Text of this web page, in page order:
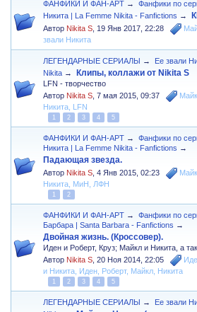
ФАНФИКИ И ФАН-АРТ →
Фанфики по
Никита | La Femme Nikita - Fanfictions →
Автор Nikita S 19 Янв 2017, 22:28
звали Никита
ЛЕГЕНДАРНЫЕ СЕРИАЛЫ →
Ее звали
Nikita → Клипы, коллажи от Nikita S
LFN - творчество
Автор Nikita S ,7 мая 2015, 09:37
Никита LFN
1 2 3 4 5
ФАНФИКИ И ФАН-АРТ →
Фанфики по
Никита | La Femme Nikita - Fanfictions →
Падающая звезда.
Автор Nikita S ,4 Янв 2015, 02:23
Никита МиН ЛФН
1 2
ФАНФИКИ И ФАН-АРТ →
Фанфики по
Барбара | Santa Barbara - Fanfictions →
Двойная жизнь. (Кроссовер).
Иден и Роберт, Круз; Майкл и Никита, а
Автор Nikita S ,20 Ноя 2014, 22:05
и Никита Иден Роберт, Майкл Никита
1 2 3 4 5
ЛЕГЕНДАРНЫЕ СЕРИАЛЫ →
Ее звали